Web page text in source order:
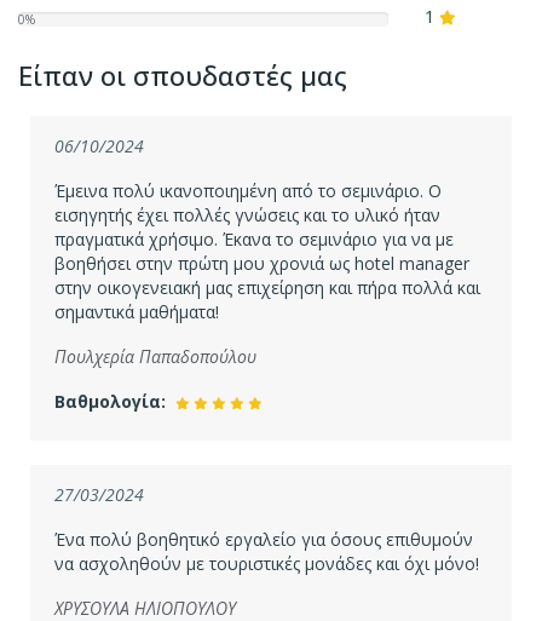
0% 1
Είπαν οι σπουδαστές μας
06/10/2024
Έμεινα πολύ ικανοποιημένη από το σεμινάριο. Ο
εισηγητής έχει πολλές γνώσεις και το υλικό ήταν
πραγματικά χρήσιμο. Έκανα το σεμινάριο για να με
βοηθήσει στην πρώτη μου χρονιά ως hotel manager
στην οικογενειακή μας επιχείρηση και πήρα πολλά και
σημαντικά μαθήματα!
Πουλχερία Παπαδοπούλου
Βαθμολογία:
27/03/2024
Ένα πολύ βοηθητικό εργαλείο για όσους επιθυμούν
να ασχοληθούν με τουριστικές μονάδες και όχι μόνο!
ΧΡΥΣΟΥΛΑ ΗΛΙΟΠΟΥΛΟΥ